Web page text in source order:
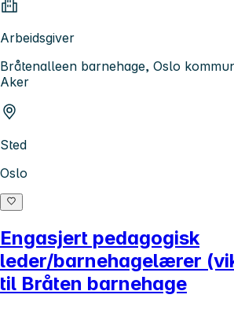
Arbeidsgiver
Bråtenalleen barnehage, Oslo
Aker
Sted
Oslo
Engasjert pedagogisk
leder/barnehagelærer
til Bråten barnehage